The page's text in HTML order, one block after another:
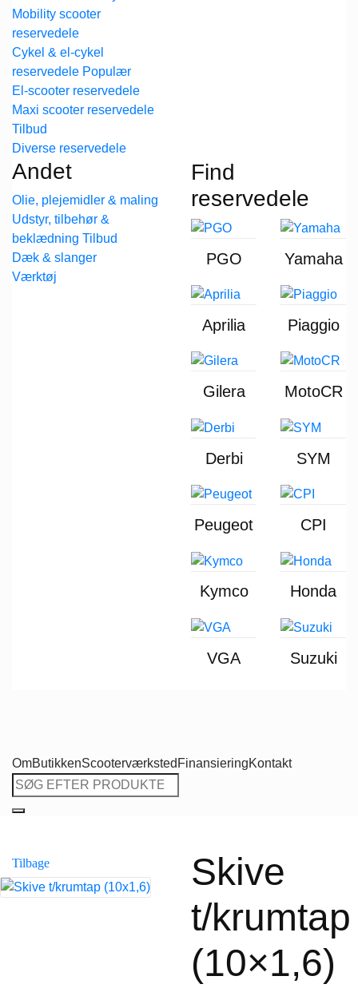
Mobility scooter
reservedele
Cykel & el-cykel
reservedele
El-scooter reservedele
Maxi scooter reservedele
Diverse reservedele
Andet
Olie, plejemidler & maling
Udstyr, tilbehør &
beklædning
Dæk & slanger
Værktøj
Find
reservedele
PGO Yamaha
Aprilia Piaggio
Gilera MotoCR
Derbi SYM
Peugeot CPI
Kymco Honda
VGA Suzuki
OmButikkenScooterværksted FinansieringKontakt
Søg
efter:
Tilbage
Skive
t/krumtap
(10×1,6)